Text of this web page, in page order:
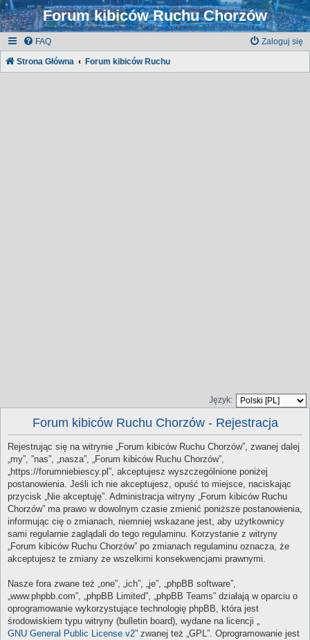
Forum kibiców Ruchu Chorzów
FAQ Zaloguj się
Strona Główna Forum kibiców Ruchu
Język:
Forum kibiców Ruchu Chorzów - Rejestracja
Rejestrując się na witrynie „Forum kibiców Ruchu Chorzów”, zwanej dalej
„my”, ”nas”, „nasza”, „Forum kibiców Ruchu Chorzów”,
„https://forumniebiescy.pl”, akceptujesz wyszczególnione poniżej
postanowienia. Jeśli ich nie akceptujesz, opuść to miejsce, naciskając
przycisk „Nie akceptuję”. Administracja witryny „Forum kibiców Ruchu
Chorzów” ma prawo w dowolnym czasie zmienić poniższe postanowienia,
informując cię o zmianach, niemniej wskazane jest, aby użytkownicy
sami regularnie zaglądali do tego regulaminu. Korzystanie z witryny
„Forum kibiców Ruchu Chorzów” po zmianach regulaminu oznacza, że
akceptujesz te zmiany ze wszelkimi konsekwencjami prawnymi.
Nasze fora zwane też „one”, „ich”, „je”, „phpBB software”,
„www.phpbb.com”, „phpBB Limited”, „phpBB Teams” działają w oparciu o
oprogramowanie wykorzystujące technologię phpBB, która jest
środowiskiem typu witryny (bulletin board), wydane na licencji „
GNU General Public License v2” zwanej też „GPL”. Oprogramowanie jest